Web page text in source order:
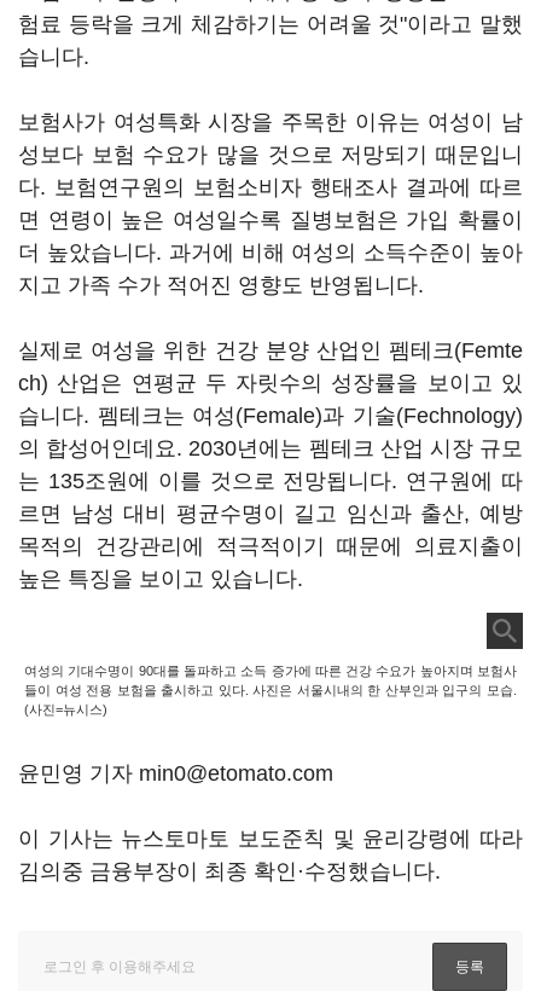
험료 등락을 크게 체감하기는 어려울 것"이라고 말했
습니다.
보험사가 여성특화 시장을 주목한 이유는 여성이 남
성보다 보험 수요가 많을 것으로 저망되기 때문입니
다. 보험연구원의 보험소비자 행태조사 결과에 따르
면 연령이 높은 여성일수록 질병보험은 가입 확률이
더 높았습니다. 과거에 비해 여성의 소득수준이 높아
지고 가족 수가 적어진 영향도 반영됩니다.
실제로 여성을 위한 건강 분양 산업인 펨테크(Femte
ch) 산업은 연평균 두 자릿수의 성장률을 보이고 있
습니다. 펨테크는 여성(Female)과 기술(Fechnology)
의 합성어인데요. 2030년에는 펨테크 산업 시장 규모
는 135조원에 이를 것으로 전망됩니다. 연구원에 따
르면 남성 대비 평균수명이 길고 임신과 출산, 예방
목적의 건강관리에 적극적이기 때문에 의료지출이
높은 특징을 보이고 있습니다.
여성의 기대수명이 90대를 돌파하고 소득 증가에 따른 건강 수요가 높아지며 보험사
들이 여성 전용 보험을 출시하고 있다. 사진은 서울시내의 한 산부인과 입구의 모습.
(사진=뉴시스)
윤민영 기자 min0@etomato.com
이 기사는 뉴스토마토 보도준칙 및 윤리강령에 따라
김의중 금융부장이 최종 확인·수정했습니다.